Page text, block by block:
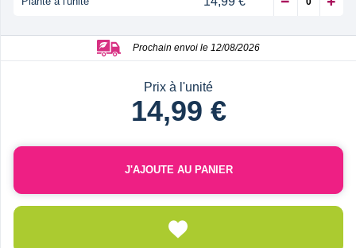
Prochain envoi le 12/08/2026
Prix à l'unité
14,99 €
J'AJOUTE AU PANIER